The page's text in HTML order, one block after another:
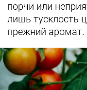
порчи или
лишь тусклость
прежний аромат.